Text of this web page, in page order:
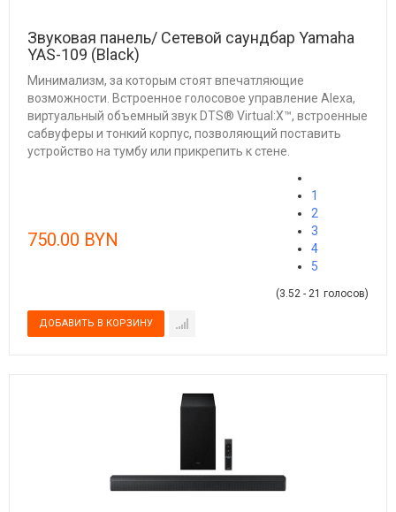
Звуковая панель/ Сетевой саундбар Yamaha
YAS-109 (Black)
Минимализм, за которым стоят впечатляющие
возможности. Встроенное голосовое управление Alexa,
виртуальный объемный звук DTS® Virtual:X™, встроенные
сабвуферы и тонкий корпус, позволяющий поставить
устройство на тумбу или прикрепить к стене.
750.00 BYN
1
2
3
4
5
(3.52 - 21 голосов)